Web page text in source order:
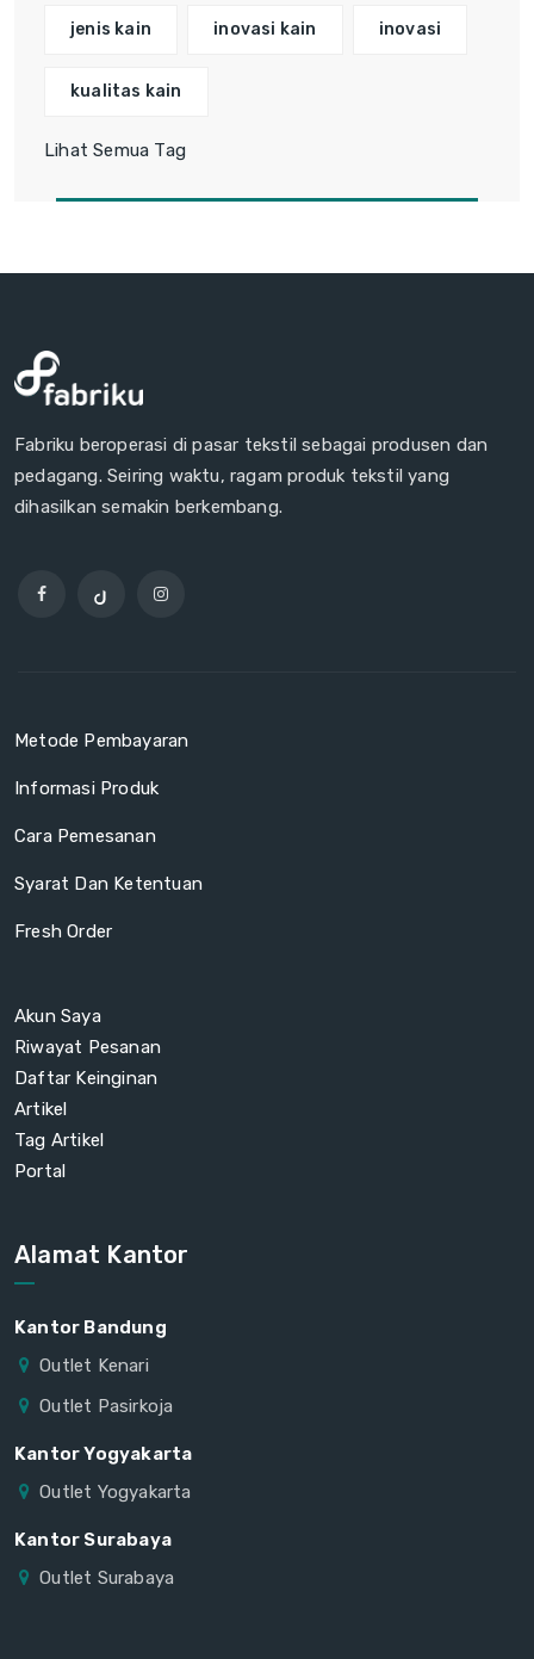
jenis kain inovasi kain inovasi
kualitas kain
Lihat Semua Tag
Fabriku beroperasi di pasar tekstil sebagai produsen dan
pedagang. Seiring waktu, ragam produk tekstil yang
dihasilkan semakin berkembang.
Metode Pembayaran
Informasi Produk
Cara Pemesanan
Syarat Dan Ketentuan
Fresh Order
Akun Saya
Riwayat Pesanan
Daftar Keinginan
Artikel
Tag Artikel
Portal
Alamat Kantor
Kantor Bandung
Outlet Kenari
Outlet Pasirkoja
Kantor Yogyakarta
Outlet Yogyakarta
Kantor Surabaya
Outlet Surabaya